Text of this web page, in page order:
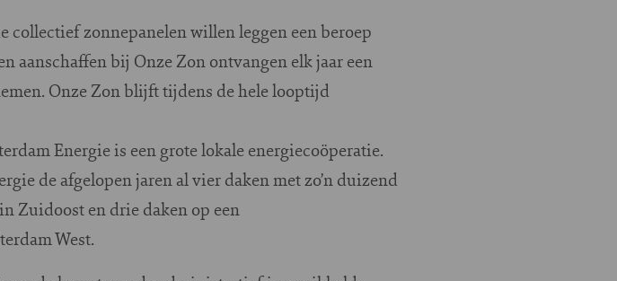
collectief zonnepanelen willen leggen een beroep
aanschaffen bij Onze Zon ontvangen elk jaar een
Onze Zon blijft tijdens de hele looptijd
Energie is een grote lokale energiecoöperatie.
de afgelopen jaren al vier daken met zo’n duizend
Zuidoost en drie daken op een
West.